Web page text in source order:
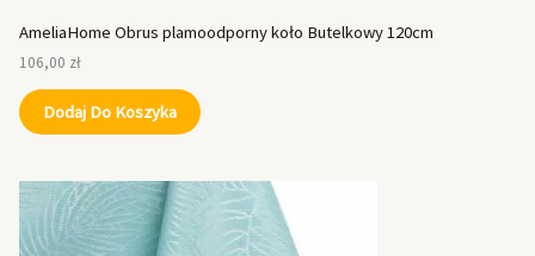
AmeliaHome Obrus plamoodporny koło Butelkowy 120cm
106,00 zł
Dodaj Do Koszyka